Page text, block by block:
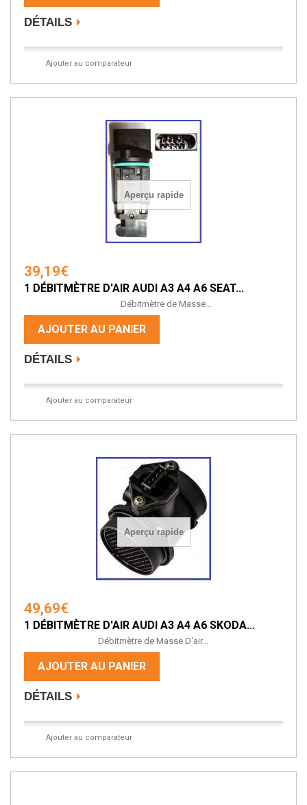
DÉTAILS
Ajouter au comparateur
Aperçu rapide
39,19€
1 DÉBITMÈTRE D'AIR AUDI A3 A4 A6 SEAT...
Débitmètre de Masse...
AJOUTER AU PANIER
DÉTAILS
Ajouter au comparateur
Aperçu rapide
49,69€
1 DÉBITMÈTRE D'AIR AUDI A3 A4 A6 SKODA...
Débitmètre de Masse D'air...
AJOUTER AU PANIER
DÉTAILS
Ajouter au comparateur